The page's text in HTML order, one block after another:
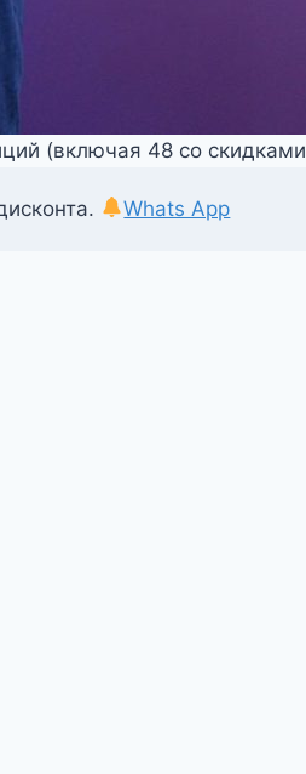
(включая 48 со скидками
Whats App